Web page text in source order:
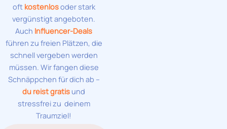
oft kostenlosoder stark
vergünstigt angeboten.
Auch Influencer-Deals
führen zu freien Plätzen, die
schnell vergeben werden
müssen. Wir fangen diese
Schnäppchen für dich ab –
du reist gratis und
stressfrei zu deinem
Traumziel!